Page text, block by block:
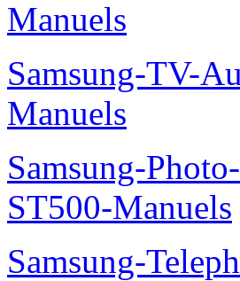
Manuels
Samsung-TV-
Manuels
Samsung-
ST500-Manuels
Samsung-